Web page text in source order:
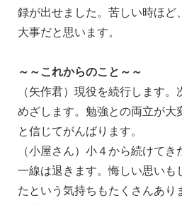
録が出せました。苦しい時ほど
大事だと思います。
～～これからのこと～～
（矢作君）現役を続行します
めざします。勉強との両立が大
と信じてがんばります。
（小屋さん）小４から続けて
一線は退きます。悔しい思いも
たという気持ちもたくさんあり